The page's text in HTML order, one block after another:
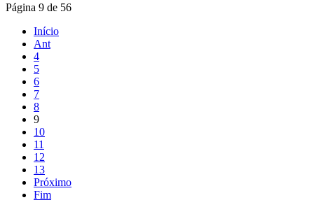
Página 9 de 56
Início
Ant
4
5
6
7
8
9
10
11
12
13
Próximo
Fim